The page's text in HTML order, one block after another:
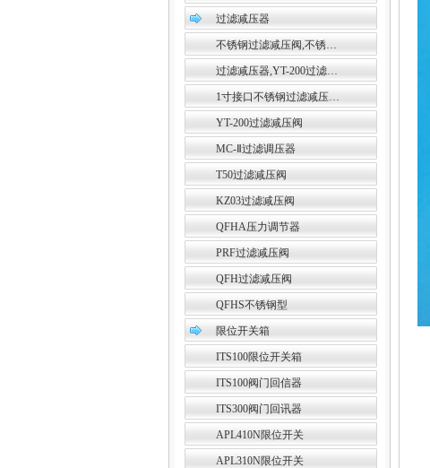
过滤减压器
不锈钢过滤减压阀,不锈…
过滤减压器,YT-200过滤…
1寸接口不锈钢过滤减压…
YT-200过滤减压阀
MC-Ⅱ过滤调压器
T50过滤减压阀
KZ03过滤减压阀
QFHA压力调节器
PRF过滤减压阀
QFH过滤减压阀
QFHS不锈钢型
限位开关箱
ITS100限位开关箱
ITS100阀门回信器
ITS300阀门回讯器
APL410N限位开关
APL310N限位开关